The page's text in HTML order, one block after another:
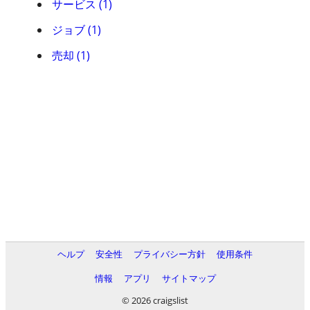
サービス (1)
ジョブ (1)
売却 (1)
ヘルプ 安全性 プライバシー方針
使用条件
情報
アプリ
サイトマップ
© 2026 craigslist